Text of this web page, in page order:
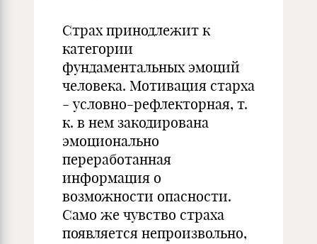
Страх принодлежит к
категории
фундаментальных эмоций
человека. Мотивация старха
- условно-рефлекторная, т.
к. в нем закодирована
эмоционально
переработанная
информация о
возможности опасности.
Само же чувство страха
появляется непроизвольно,